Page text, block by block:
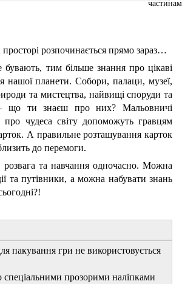
просторі розпочинається прямо зараз…
тим більше знання про цікаві
нашої планети. Собори, палаци, музеї,
та мистецтва, найвищі споруди та
що ти знаєш про них? Мальовничі
про чудеса світу допоможуть гравцям
А правильне розташування карток
до перемоги.
розвага та навчання одночасно. Можна
та путівники, а можна набувати знань
пакування гри не використовується
спеціальними прозорими наліпками